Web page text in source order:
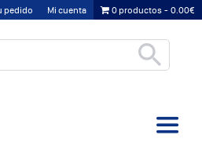
pedido Mi cuenta 0 productos 0.00€